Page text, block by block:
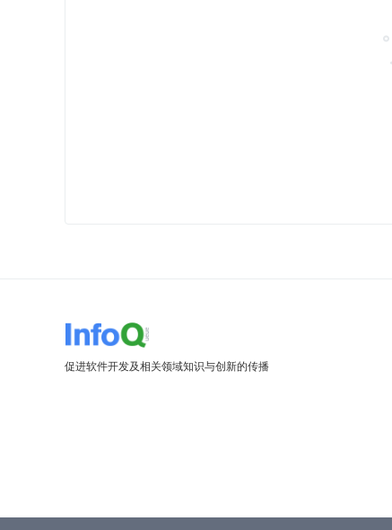
促进软件开发及相关领域知识与创新的传播